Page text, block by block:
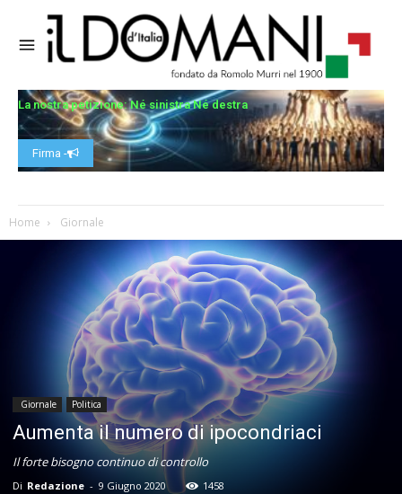
La nostra petizione: Né sinistra Né destra
Firma -
Home Giornale
Giornale Politica
Aumenta il numero di ipocondriaci
Il forte bisogno continuo di controllo
Di Redazione - 9 Giugno 2020 1458